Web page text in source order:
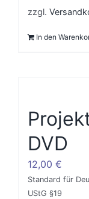
zzgl.
In den
DVD
12,00 €
Standard für
UStG §19